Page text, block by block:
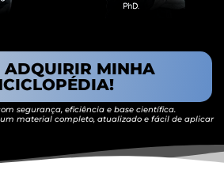
ADQUIRIR MINHA
segurança, eficiência e base científica.
material completo, atualizado e fácil de aplicar